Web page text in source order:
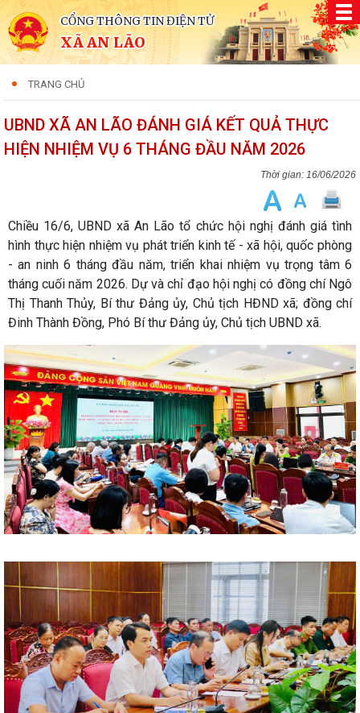
CỔNG THÔNG TIN ĐIỆN TỬ
XÃ AN LÃO
TRANG CHỦ
UBND XÃ AN LÃO ĐÁNH GIÁ KẾT QUẢ THỰC
HIỆN NHIỆM VỤ 6 THÁNG ĐẦU NĂM 2026
16/06/2026
Chiều 16/6, UBND xã An Lão tổ chức hội nghị đánh giá tình
hình thực hiện nhiệm vụ phát triển kinh tế - xã hội, quốc phòng
- an ninh 6 tháng đầu năm, triển khai nhiệm vụ trọng tâm 6
tháng cuối năm 2026. Dự và chỉ đạo hội nghị có đồng chí Ngô
Thị Thanh Thủy, Bí thư Đảng ủy, Chủ tịch HĐND xã; đồng chí
Đinh Thành Đồng, Phó Bí thư Đảng ủy, Chủ tịch UBND xã.